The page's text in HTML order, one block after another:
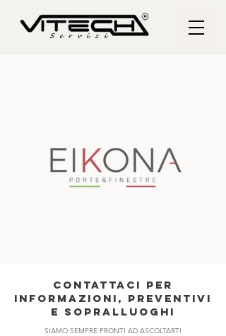
Contattaci per
informazioni, preventivi
e sopralluoghi
SIAMO SEMPRE PRONTI AD ASCOLTARTI